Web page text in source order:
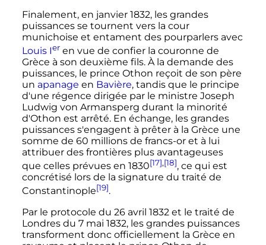
Finalement, en janvier 1832, les grandes
puissances se tournent vers la cour
munichoise et entament des pourparlers avec
Louis Ieren vue de confier la couronne de
Grèce à son deuxième fils. À la demande des
puissances, le prince Othon reçoit de son père
un apanage en Bavière, tandis que le principe
d'une régence dirigée par le ministre Joseph
Ludwig von Armansperg durant la minorité
d'Othon est arrêté. En échange, les grandes
puissances s'engagent à prêter à la Grèce une
somme de 60 millions de francs-oret à lui
attribuer des frontières plus avantageuses
que celles prévues en 1830[17],[18], ce qui est
concrétisé lors de la signature du traité de
Constantinople[19].
Par le protocole du 26 avril 1832 et le traité de
Londres du 7 mai 1832, les grandes puissances
transforment donc officiellement la Grèce en